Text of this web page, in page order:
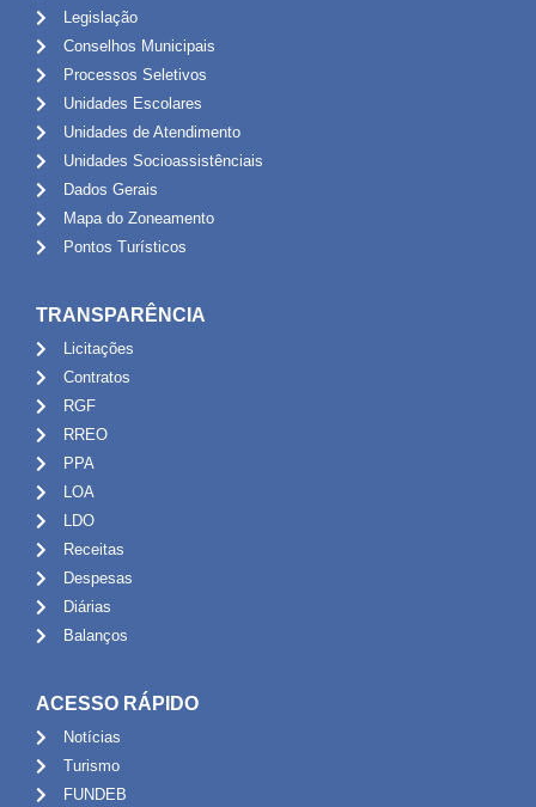
Legislação
Conselhos Municipais
Processos Seletivos
Unidades Escolares
Unidades de Atendimento
Unidades Socioassistênciais
Dados Gerais
Mapa do Zoneamento
Pontos Turísticos
TRANSPARÊNCIA
Licitações
Contratos
RGF
RREO
PPA
LOA
LDO
Receitas
Despesas
Diárias
Balanços
ACESSO RÁPIDO
Notícias
Turismo
FUNDEB